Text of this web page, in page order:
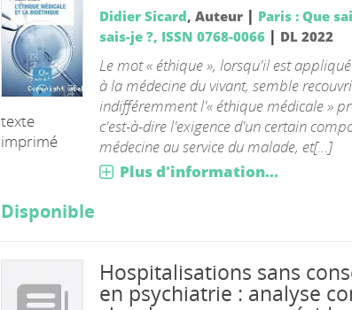
texte
imprimé
Didier Sicard, Auteur | Paris : Que
sais-je ?, ISSN 0768-0066| DL 2022
Le mot « éthique », lorsqu'il est
à la médecine du vivant, semble
indifféremment l'« éthique médicale »
c'est-à-dire l'exigence d'un certain
médecine au service du malade, et[...]
Plus d'information...
Disponible
Hospitalisations sans
en psychiatrie : analyse